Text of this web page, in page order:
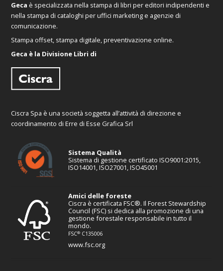
Geca è specializzata nella stampa di libri per editori indipendenti e
nella stampa di cataloghi per uffici marketing e agenzie di
comunicazione.
Stampa offset, stampa digitale, preventivazione online.
Geca è la Divisione Libri di
Ciscra Spa è una società soggetta all’attività di direzione e
coordinamento di Erre di Esse Grafica Srl
Sistema Qualità
Sistema di gestione certificato ISO9001:2015,
ISO14001, ISO27001, ISO45001
Amici delle foreste
Ciscra è certificata FSC®. Il Forest Stewardship
Council (FSC) si dedica alla promozione di una
gestione forestale responsabile in tutto il
mondo.
FSC® C135006
www.fsc.org